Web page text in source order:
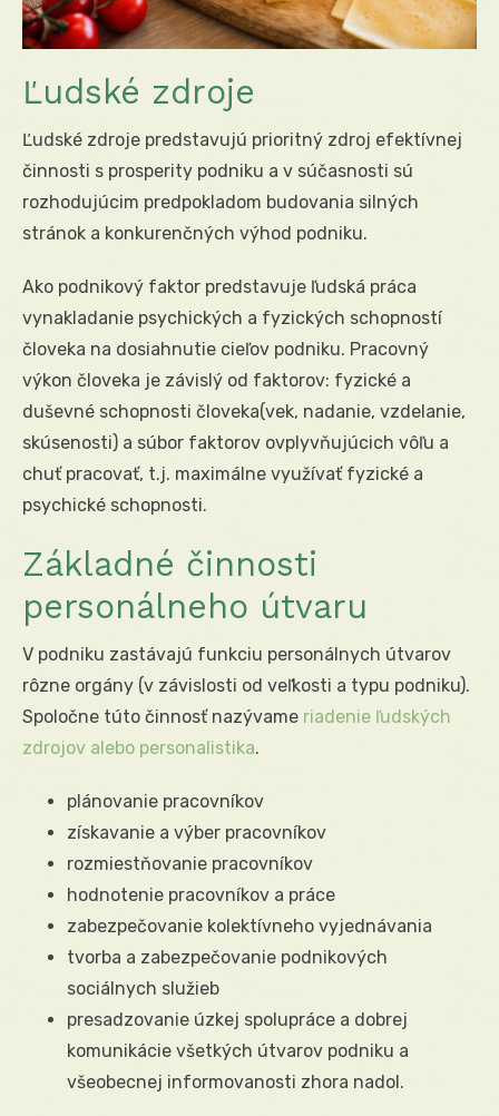
Ľudské zdroje
Ľudské zdroje predstavujú prioritný zdroj efektívnej
činnosti s prosperity podniku a v súčasnosti sú
rozhodujúcim predpokladom budovania silných
stránok a konkurenčných výhod podniku.
Ako podnikový faktor predstavuje ľudská práca
vynakladanie psychických a fyzických schopností
človeka na dosiahnutie cieľov podniku. Pracovný
výkon človeka je závislý od faktorov: fyzické a
duševné schopnosti človeka(vek, nadanie, vzdelanie,
skúsenosti) a súbor faktorov ovplyvňujúcich vôľu a
chuť pracovať, t.j. maximálne využívať fyzické a
psychické schopnosti.
Základné činnosti
personálneho útvaru
V podniku zastávajú funkciu personálnych útvarov
rôzne orgány (v závislosti od veľkosti a typu podniku).
Spoločne túto činnosť nazývame riadenie ľudských
zdrojov alebo personalistika.
plánovanie pracovníkov
získavanie a výber pracovníkov
rozmiestňovanie pracovníkov
hodnotenie pracovníkov a práce
zabezpečovanie kolektívneho vyjednávania
tvorba a zabezpečovanie podnikových
sociálnych služieb
presadzovanie úzkej spolupráce a dobrej
komunikácie všetkých útvarov podniku a
všeobecnej informovanosti zhora nadol.